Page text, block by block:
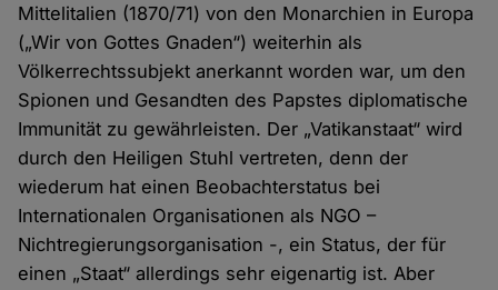
Mittelitalien (1870/71) von den Monarchien in Europa
(„Wir von Gottes Gnaden“) weiterhin als
Völkerrechtssubjekt anerkannt worden war, um den
Spionen und Gesandten des Papstes diplomatische
Immunität zu gewährleisten. Der „Vatikanstaat“ wird
durch den Heiligen Stuhl vertreten, denn der
wiederum hat einen Beobachterstatus bei
Internationalen Organisationen als NGO –
Nichtregierungsorganisation -, ein Status, der für
einen „Staat“ allerdings sehr eigenartig ist. Aber